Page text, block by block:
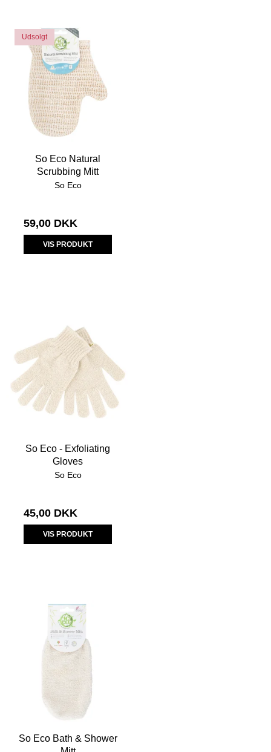
Udsolgt
So Eco Natural
Scrubbing Mitt
So Eco
59,00 DKK
VIS PRODUKT
So Eco - Exfoliating
Gloves
So Eco
45,00 DKK
VIS PRODUKT
So Eco Bath & Shower